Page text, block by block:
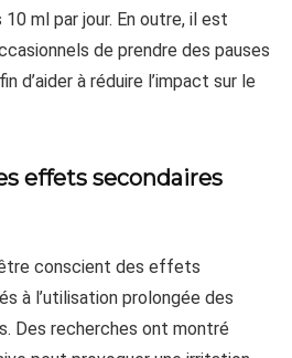
ml par jour. En outre, il est
de prendre des pauses
d’aider à réduire l’impact sur le
effets secondaires
conscient des effets
à l’utilisation prolongée des
Des recherches ont montré